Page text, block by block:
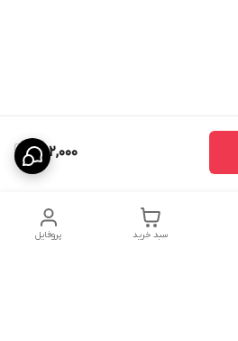
782,000
پروفایل سبد خرید